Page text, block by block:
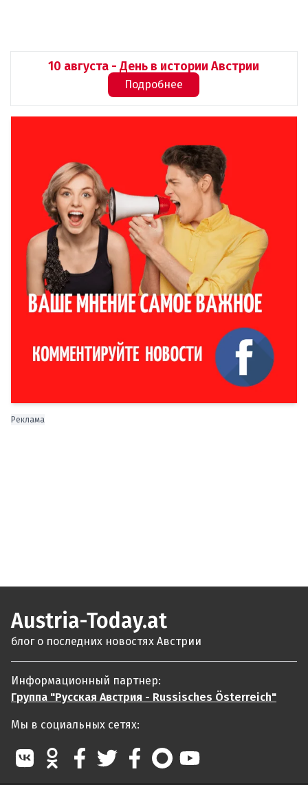
10 августа - День в истории Австрии
Подробнее
Реклама
Austria-Today.at
блог о последних новостях Австрии
Информационный партнер:
Группа "Русская Австрия - Russisches Österreich"
Мы в социальных сетях: